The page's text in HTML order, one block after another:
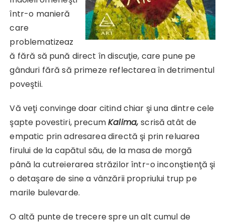
într-o manieră
care
problematizeaz
ă fără să pună direct în discuţie, care pune pe
gânduri fără să primeze reflectarea în detrimentul
poveştii.
Vă veţi convinge doar citind chiar şi una dintre cele
şapte povestiri, precumKalima,scrisă atât de
empatic prin adresarea directă şi prin reluarea
firului de la capătul său, de la masa de morgă
până la cutreierarea străzilor într-o inconştienţă şi
o detaşare de sine a vânzării propriului trup pe
marile bulevarde.
O altă punte de trecere spre un alt cumul de